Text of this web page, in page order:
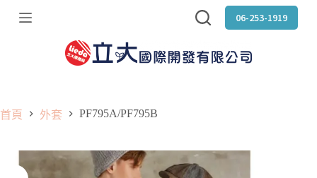
跳
06-253-1919
首頁 外套 PF795A/PF795B